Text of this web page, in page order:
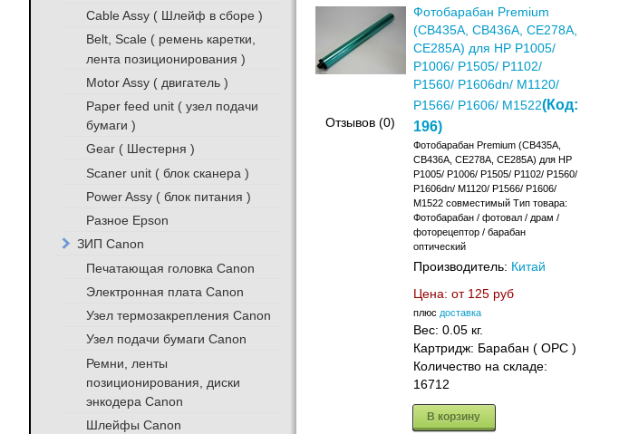
Отзывов (0)
Фотобарабан Premium
(CB435A, CB436A, CE278A,
CE285A) для HP P1005/
P1006/ P1505/ P1102/
P1560/ P1606dn/ M1120/
P1566/ P1606/ M1522(Код:
196)
Фотобарабан Premium (CB435A,
CB436A, CE278A, CE285A) для HP
P1005/ P1006/ P1505/ P1102/ P1560/
P1606dn/ M1120/ P1566/ P1606/
M1522 совместимый Тип товара:
Фотобарабан / фотовал / драм /
фоторецептор / барабан
оптический
Производитель: Китай
Цена: от 125 руб
плюс доставка
Вес: 0.05 кг.
Картридж: Барабан ( OPC )
Количество на складе:
16712
В корзину
Cable Assy ( Шлейф в сборе )
Belt, Scale ( ремень каретки,
лента позиционирования )
Motor Assy ( двигатель )
Paper feed unit ( узел подачи
бумаги )
Gear ( Шестерня )
Scaner unit ( блок сканера )
Power Assy ( блок питания )
Разное Epson
ЗИП Canon
Печатающая головка Canon
Электронная плата Canon
Узел термозакрепления Canon
Узел подачи бумаги Canon
Ремни, ленты
позиционирования, диски
энкодера Canon
Шлейфы Canon